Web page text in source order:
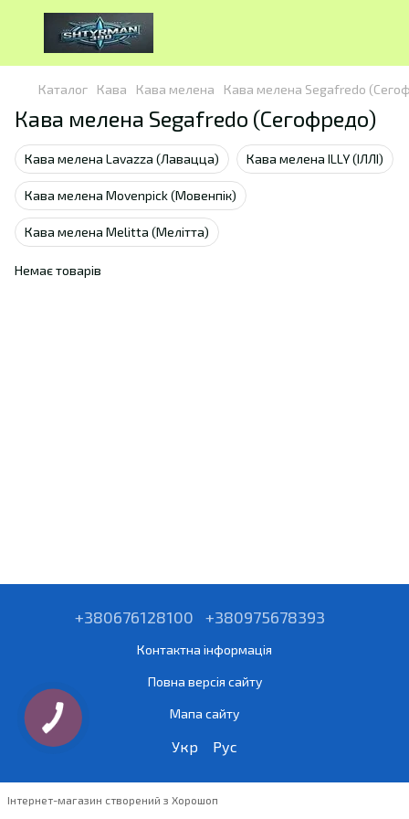
Каталог Кава Кава мелена Кава мелена Segafredo
Кава мелена Segafredo (Сегофредо)
Кава мелена Lavazza (Лавацца) Кава мелена ILLY (ІЛЛІ)
Кава мелена Movenpick (Мовенпік)
Кава мелена Melitta (Мелітта)
Немає товарів
+380676128100 +380975678393
Контактна інформація
Повна версія сайту
Мапа сайту
Укр Рус
Інтернет-магазин створений з Хорошоп